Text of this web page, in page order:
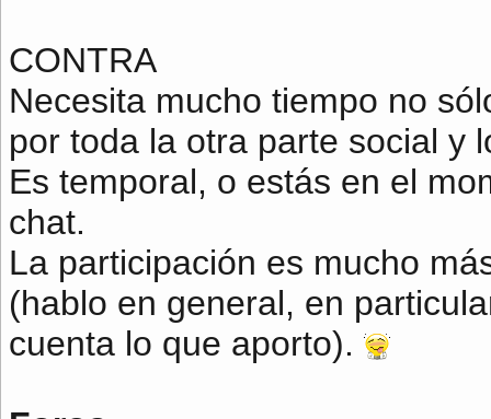
CONTRA
Necesita mucho tiempo no
por toda la otra parte social y
Es temporal, o estás en el
chat.
La participación es mucho
(hablo en general, en
cuenta lo que aporto).